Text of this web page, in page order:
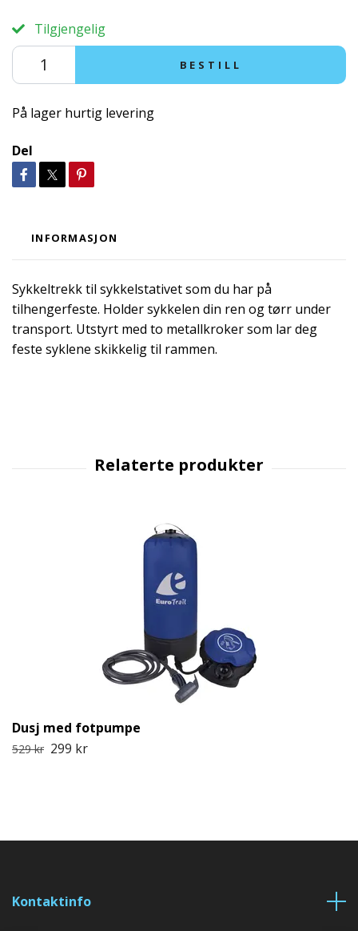
Tilgjengelig
BESTILL
På lager hurtig levering
Del
INFORMASJON
Sykkeltrekk til sykkelstativet som du har på
tilhengerfeste. Holder sykkelen din ren og tørr under
transport. Utstyrt med to metallkroker som lar deg
feste syklene skikkelig til rammen.
Dusj med fotpumpe
529 kr 299 kr
Kontaktinfo